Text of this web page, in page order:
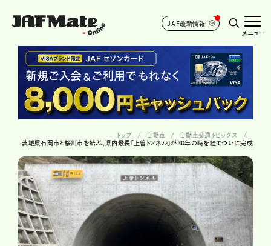
JAF最新情報
メニュー
トップ 自動車
自動車交通トピックス
茨城県石岡市と桜川市を結ぶ、県内最長「上曽トンネル」が30年の時を経てついに完成